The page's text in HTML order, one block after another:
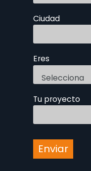
Ciudad
Eres
Tu proyecto